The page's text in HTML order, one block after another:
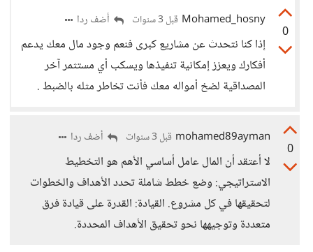
0
Mohamed_hosny قبل 3 سنوات أضف ردا
إذا كنا نتحدث عن مشاريع كبرى فنعم وجود مال معك يدعم
أفكارك ويعزز إمكانية تنفيذها ويسكب أي مستثمر آخر
المصداقية لضخ أمواله معك فأنت تخاطر مثله بالضبط .
0
mohamed89ayman قبل 3 سنوات أضف ردا
لا أعتقد أن المال عامل أساسي الأهم هو التخطيط
الاستراتيجي: وضع خطط شاملة تحدد الأهداف والخطوات
لتحقيقها في كل مشروع. القيادة: القدرة على قيادة فرق
متعددة وتوجيهها نحو تحقيق الأهداف المحددة.